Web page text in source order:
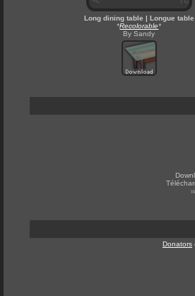
Long dining table | Longue table
*Recolorable*
By Sandy
Donators